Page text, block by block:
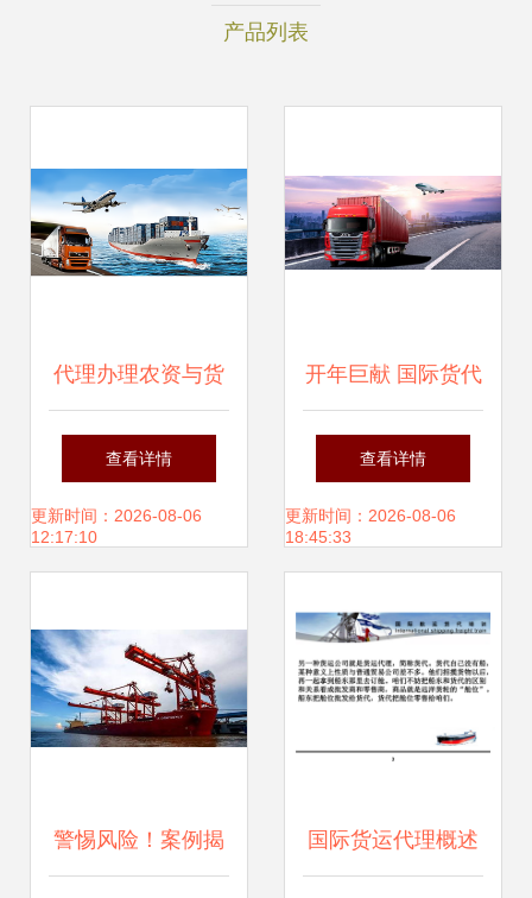
产品列表
代理办理农资与货
运资质指南 条件、
费用与流程详解
查看详情
更新时间：2026-08-06
12:17:10
开年巨献 国际货代
企业风险课程，掌
握规避技巧助力无
查看详情
更新时间：2026-08-06
18:45:33
警惕风险！案例揭 国际货运代理概述